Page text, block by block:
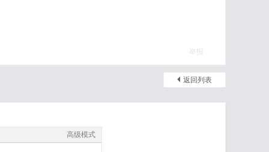
举报
返回列表
高级模式